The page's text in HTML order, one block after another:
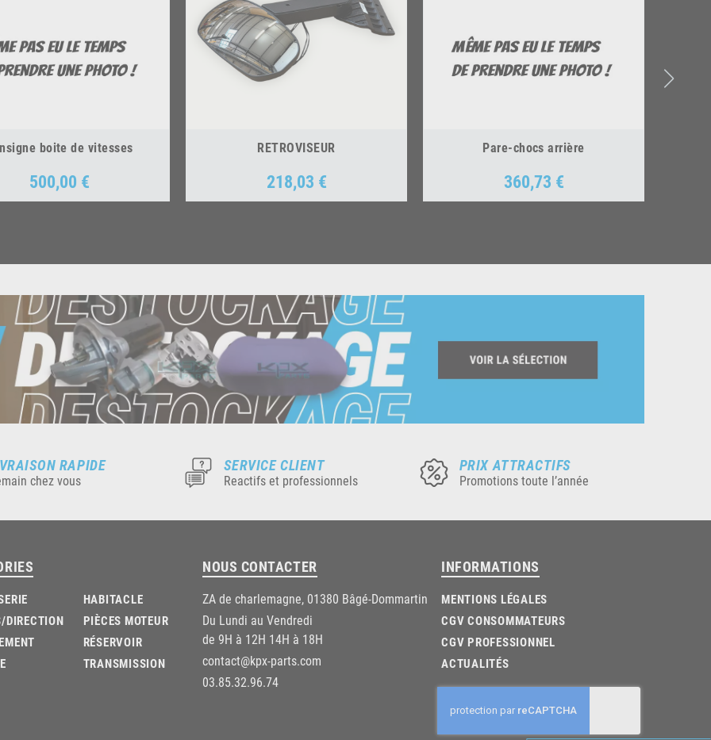
boite de vitesses
Prix
500,00 €
RETROVISEUR
Prix
218,03 €
Pare-chocs arrière
Prix
360,73 €
RAPIDE
chez vous
SERVICE CLIENT
Reactifs et professionnels
PRIX ATTRACTIFS
Promotions toute l’année
DIRECTION
HABITACLE
PIÈCES MOTEUR
RÉSERVOIR
TRANSMISSION
NOUS CONTACTER
ZA de charlemagne, 01380 Bâgé-Dommartin
Du Lundi au Vendredi
de 9H à 12H 14H à 18H
contact@kpx-parts.com
03.85.32.96.74
INFORMATIONS
MENTIONS LÉGALES
CGV CONSOMMATEURS
CGV PROFESSIONNEL
ACTUALITÉS